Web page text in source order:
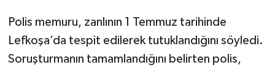
Polis memuru, zanlının 1 Temmuz tarihinde
Lefkoşa’da tespit edilerek tutuklandığını söyledi.
Soruşturmanın tamamlandığını belirten polis,